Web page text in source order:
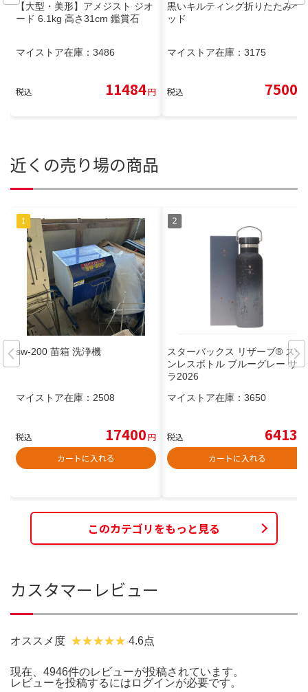
【大型・美形】アメジスト ジオ
ード 6.1kg 高さ31cm 鑑賞石
マイストア在庫： 3486
税込 11484円
黒いキルティング折りたたみベ
ッド
マイストア在庫： 3175
税込 7500
近くの売り場の商品
sw-200 苗箱 洗浄機
マイストア在庫： 2508
税込 17400円
カートに入れる
スターバックス リザーブ® ステ
ンレスボトル ブルーグレー サク
ラ2026
マイストア在庫： 3650
税込 6413
カートに入れる
このカテゴリをもっと見る
カスタマーレビュー
オススメ度 4.6点
現在、4946件のレビューが投稿されています。
レビューを投稿するには ログインが必要です。